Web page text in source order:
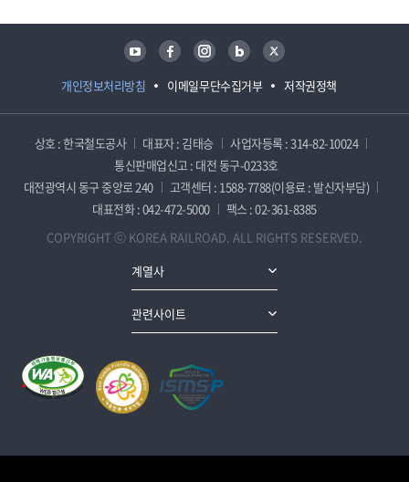
개인정보처리방침 이메일무단수집거부 저작권정책
유튜브 페이스북 인스타그램 블로그 트위터
상호 : 한국철도공사 대표자 : 김태승
사업자등록 : 314-82-10024
통신판매업신고 : 대전 동구-0233호
대전광역시 동구 중앙로 240
고객센터 : 1588-7788(이용료 : 발신자부담)
대표전화 : 042-472-5000
팩스 : 02-361-8385
COPYRIGHT ⓒ KOREA RAILROAD. ALL RIGHTS RESERVED.
계열사
관련사이트